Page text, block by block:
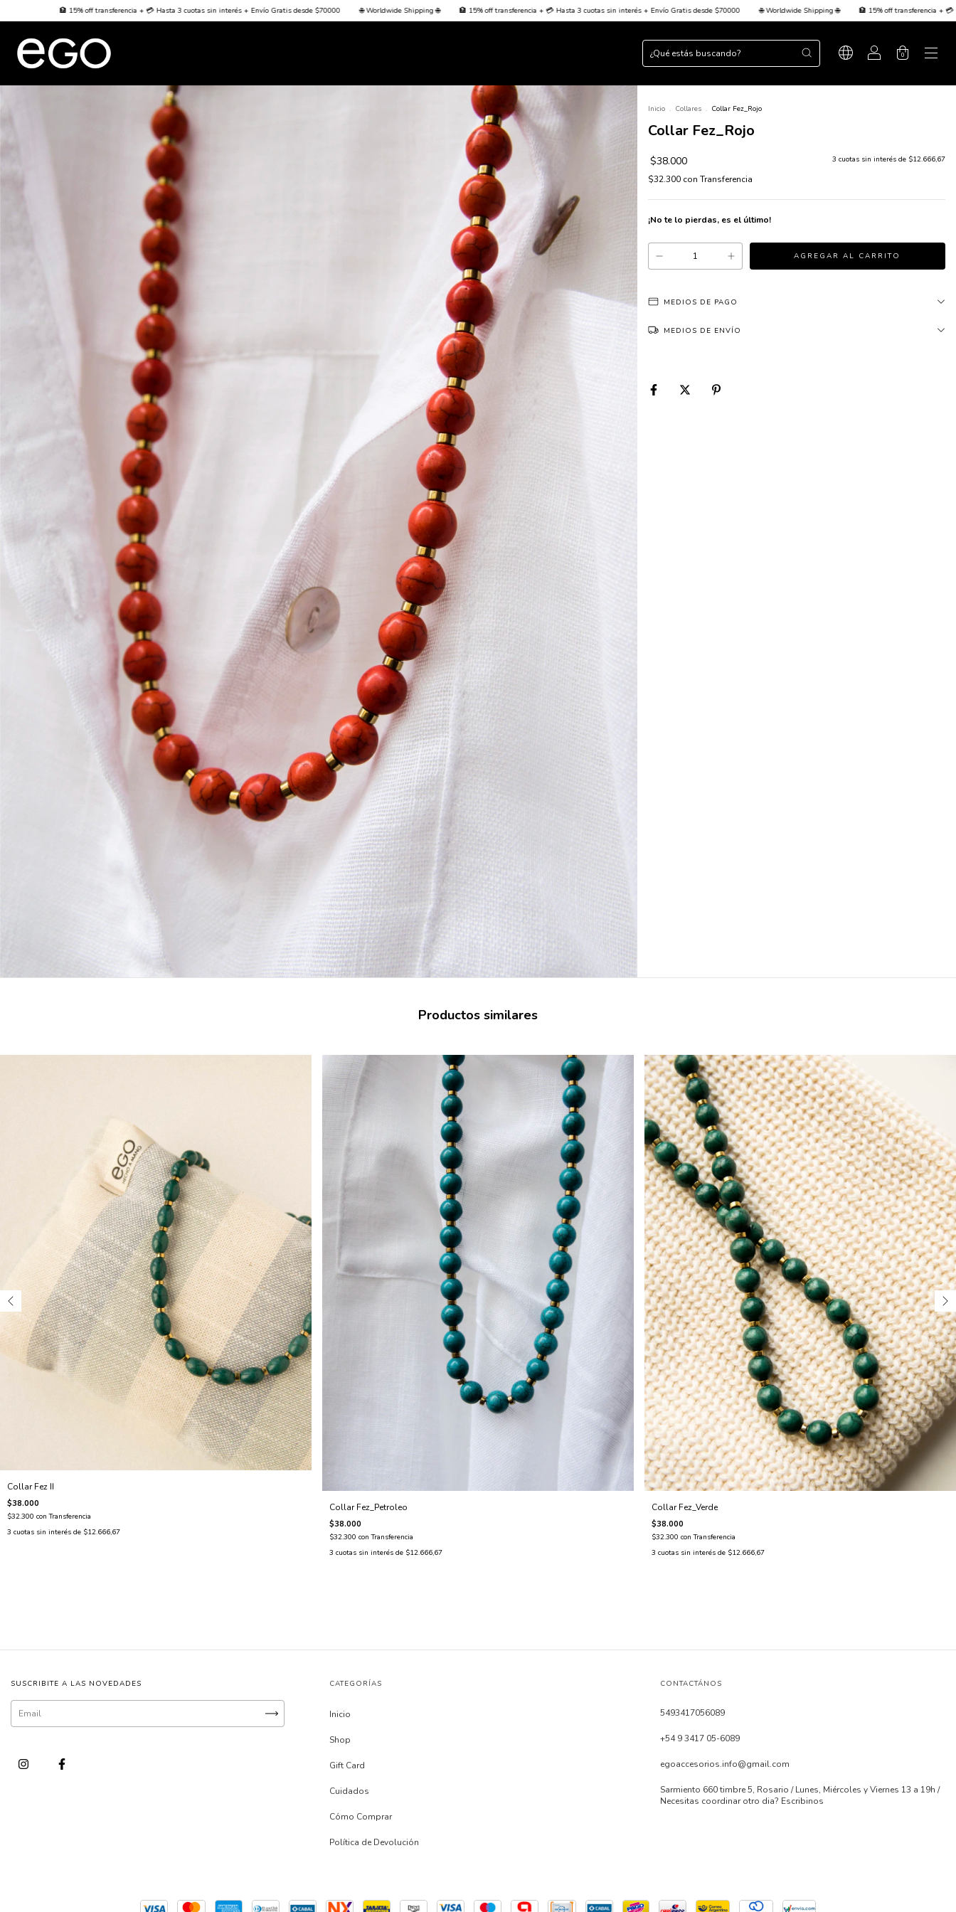
+ 💳 Hasta 3 cuotas sin interés + Envío Gratis desde $70000 🌐 Worldwide Shipping 🌐 🏦 15% off transferencia + 💳 Hasta 3 cuotas sin interés + Envío Gratis desde $70000 🌐 Worldwide Shipping 🌐 🏦 15% off transferencia + 💳 Hasta 3 cuotas sin interés +
0
Inicio . Collares . Collar Fez_Rojo
Collar Fez_Rojo
$38.000 3 cuotas sin interés de $12.666,67
$32.300 con Transferencia
¡No te lo pierdas, es el último!
MEDIOS DE PAGO
MEDIOS DE ENVÍO
Productos similares
Collar Fez II
$38.000
$32.300 con Transferencia
3 cuotas sin interés de $12.666,67
Collar Fez_Petroleo
$38.000
$32.300 con Transferencia
3 cuotas sin interés de $12.666,67
Collar Fez_Verde
$38.000
$32.300 con Transferencia
3 cuotas sin interés de $12.666,67
SUSCRIBITE A LAS NOVEDADES CATEGORÍAS
Inicio
Shop
Gift Card
Cuidados
Cómo Comprar
Política de Devolución
CONTACTÁNOS
5493417056089
+54 9 3417 05-6089
egoaccesorios.info@gmail.com
Sarmiento 660 timbre 5, Rosario / Lunes, Miércoles y Viernes 13 a 19h /
Necesitas coordinar otro dia? Escribinos